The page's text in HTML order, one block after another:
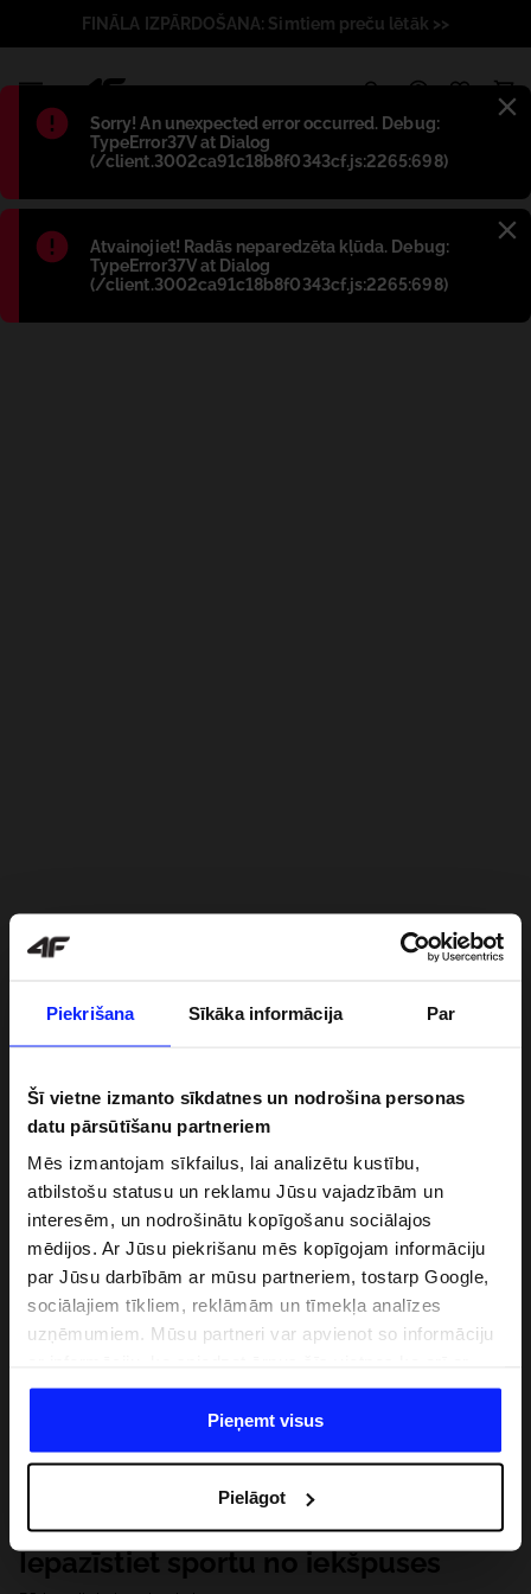
Piekrišana Sīkāka informācija Par
Šī vietne izmanto sīkdatnes un nodrošina personas
datu pārsūtīšanu partneriem
Mēs izmantojam sīkfailus, lai analizētu kustību,
atbilstošu statusu un reklamu Jūsu vajadzībām un
interesēm, un nodrošinātu kopīgošanu sociālajos
mēdijos. Ar Jūsu piekrišanu mēs kopīgojam informāciju
par Jūsu darbībām ar mūsu partneriem, tostarp Google,
sociālajiem tīkliem, reklāmām un tīmekļa analīzes
uzņēmumiem. Mūsu partneri var apvienot so informāciju
datiem, ko viņi iegūst, izmantojot viņu pakalpojumus. Ar
Jūsu atļauju, mēs varam pārsūtīt Jūsu personas datus
saviem partneriem, lai uzlabotu veidu, kadā tiek rādīta
saturu un uzlabotu mūsu partneru piedāvātos risinajumus
( piem. socialos tīklus). Detalizētu informāciju var atrast
mūsu Privātuma politikā un sadaļā "Detaļas".
Pieņemt visus
Pielāgot
Błąd:
Sorry! An unexpected error occurred. Debug:
TypeError37V at Dialog
(/client.3002ca91c18b8f0343cf.js:2265:698)
Błąd:
Atvainojiet! Radās neparedzēta kļūda. Debug:
TypeError37V at Dialog
(/client.3002ca91c18b8f0343cf.js:2265:698)
FINĀLA IZPĀRDOŠANA: Simtiem preču lētāk >>
Iepazīstiet sportu no iekšpuses